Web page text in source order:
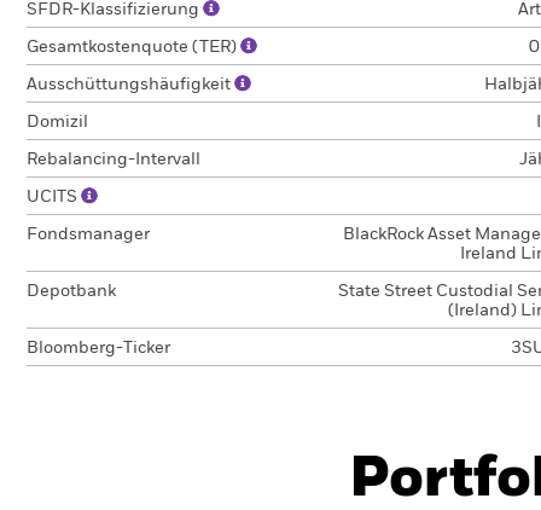
SFDR-Klassifizierung
Gesamtkostenquote (TER)
Ausschüttungshäufigkeit
Domizil
Rebalancing-Intervall
UCITS
Fondsmanager
BlackRock Asset
Ireland
Depotbank
State Street Custodial
(Ireland)
Bloomberg-Ticker